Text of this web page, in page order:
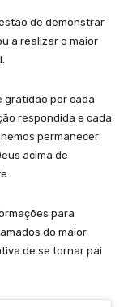
de demonstrar
a realizar o maior
gratidão por cada
respondida e cada
permanecer
acima de
para
do maior
de se tornar pai